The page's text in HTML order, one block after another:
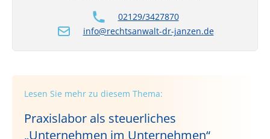
02129/3427870
info@rechtsanwalt-dr-janzen.de
Lesen Sie mehr zu diesem Thema:
Praxislabor als steuerliches
„Unternehmen im Unternehmen“